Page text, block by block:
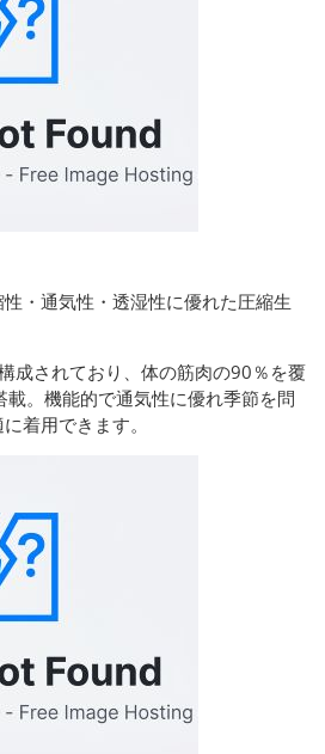
・通気性・透湿性に優れた圧縮生
成されており、体の筋肉の90％を覆
。機能的で通気性に優れ季節を問
着用できます。